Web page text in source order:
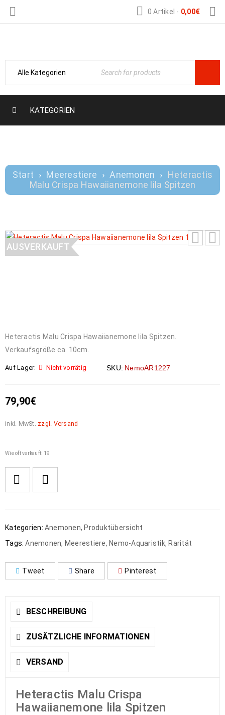
0 Artikel - 0,00€
KATEGORIEN
Start › Meerestiere › Anemonen › Heteractis
Malu Crispa Hawaiianemone lila Spitzen
AUSVERKAUFT
Heteractis Malu Crispa Hawaiianemone lila Spitzen.
Verkaufsgröße ca. 10cm.
Auf Lager: Nicht vorrätig SKU: NemoAR1227
79,90€
inkl. MwSt. zzgl. Versand
Wie oft verkauft: 19
Kategorien: Anemonen, Produktübersicht
Tags: Anemonen, Meerestiere, Nemo-Aquaristik, Rarität
Tweet Share Pinterest
BESCHREIBUNG
ZUSÄTZLICHE INFORMATIONEN
VERSAND
Heteractis Malu Crispa
Hawaiianemone lila Spitzen